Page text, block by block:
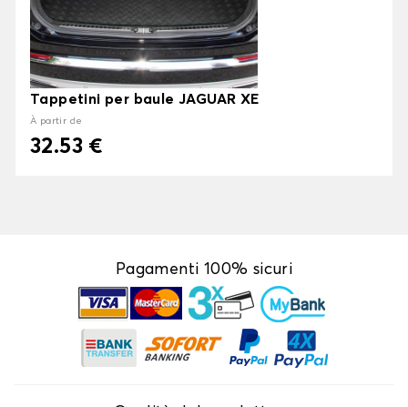
Tappetini per baule JAGUAR XE
À partir de
32.53 €
Pagamenti 100% sicuri